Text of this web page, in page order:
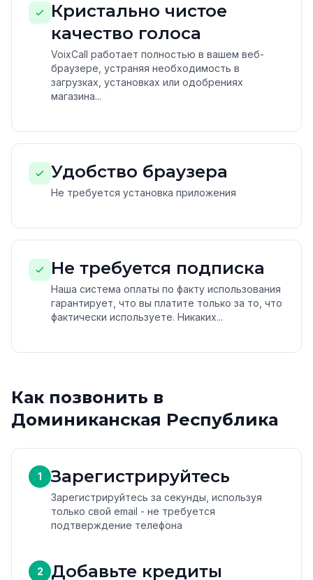
Кристально чистое
качество голоса
VoixCall работает полностью в вашем веб-
браузере, устраняя необходимость в
загрузках, установках или одобрениях
магазина...
Удобство браузера
Не требуется установка приложения
Не требуется подписка
Наша система оплаты по факту использования
гарантирует, что вы платите только за то, что
фактически используете. Никаких...
Как позвонить в
Доминиканская Республика
1 Зарегистрируйтесь
Зарегистрируйтесь за секунды, используя
только свой email - не требуется
подтверждение телефона
2 Добавьте кредиты